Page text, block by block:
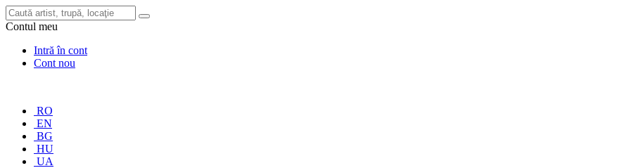
Contul meu
Intră în cont
Cont nou
RO
EN
BG
HU
UA